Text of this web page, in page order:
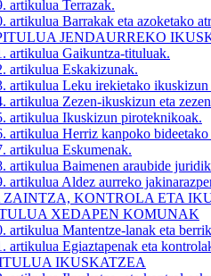
artikulua Terrazak.
artikulua Barrakak eta azoketako
JENDAURREKO
artikulua Gaikuntza-tituluak.
artikulua Eskakizunak.
artikulua Leku irekietako ikuskizun
artikulua Zezen-ikuskizun eta
artikulua Ikuskizun piroteknikoak.
artikulua Herriz kanpoko
artikulua Eskumenak.
artikulua Baimenen araubide
artikulua Aldez aurreko
ZAINTZA, KONTROLA ETA
XEDAPEN KOMUNAK
artikulua Mantentze-lanak eta
artikulua Egiaztapenak eta
IKUSKATZEA